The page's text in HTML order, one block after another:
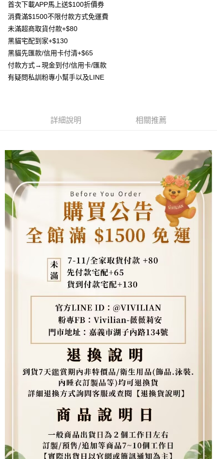
大哥付你分期
相關說明
【大哥付你分期使用說明】
2.付款方式選擇「大哥付你分期」，訂單成立後會自動跳轉到大哥付的交易
流程，驗證手機門號後，選擇欲分期的期數、繳款截止日，確認付款後即完
成交易。
3.實際核准額度、可分期數及費用金額請依後續交易確認頁面所載為準。
4.訂單成立30分鐘內，如未前往確認交易或遇審核未通過，訂單將自動取
【注意事項】
1.本服務係由「台灣大哥大股份有限公司」（以下簡稱本公司）所提供，讓
用戶於交易時，得透過本服務購買商品或服務，並由商店將買賣／分期付款
買賣價金債權讓與本公司後，依約使用本公司帳單繳交帳款。
2.基於同意付款使用「大哥付你分期」之契約關係目的，商店將以您的個人
資料（包含姓名、電話或地址）提供予台灣大哥大進項蒐集、處理及利用，
由本公司與您本人進行分期帳單所需資料之確認、核對及更正。
3.完整用戶服務條款，請詳閱以下連結：https://oppay.tw/userRule
AFTEE先享後付
相關說明
【關於「AFTEE先享後付」】
AFTEE先享後付是「在收到商品之後才付款」的支付方式。 讓您購物簡單
便利好安心！
１．簡單：不需註冊會員、不需綁卡、不需儲值。
【「AFTEE先享後付」結帳流程】
１．於結帳方式選擇「AFTEE先享後付」後，將跳轉至「AFTEE先享後付」
３．收到繳費通知簡訊後14天內，點擊此簡訊中的連結，可透過四大超商／
ATM／網路銀行／等多元方式進行付款，方視為交易完成。
※ 請注意：結帳手續完成當下不需立刻繳費，但若您需要取消訂單，請聯絡
購買商品的店家。未經商家同意取消之訂單仍視為有效，需透過AFTEE先享
後付繳納相關費用。
※ 交易是否成功請以「AFTEE先享後付 」之結帳頁面顯示為準，若有關於
是否繳費成功／繳費後需取消欲退款等相關疑問，請聯繫「AFTEE先享後付
客戶支援中心」
https://netprotections.freshdesk.com/support/home
【注意事項】
１．透過由恩沛科技股份有限公司提供之「AFTEE先享後付」服務完成之交
權轉讓予恩沛科技股份有限公司。
２．關於個人資料處理事宜，請瀏覽以下網址：
https://aftee.tw/terms/#terms3
３．未成年的使用者請事先徵得法定代理人或監護人之同意方可使用
４．使用「AFTEE先享後付」時，將依據個別帳號之用戶狀況，依本公司即
時審查核予不同之上限額度；若仍有額度不足之情形，本公司將視審查結果
請求用戶進行身份認證。
５．嚴禁一人註冊多個帳號或使用他人資訊註冊。若發現惡意使用之情形，
恩沛科技股份有限公司將有權停止該用戶之使用額度並採取法律行動。
ATM付款
貨到付款
7-11取貨付款
每筆NT$80，滿NT$1,500(含以上)免運費
先付款宅配到府
每筆NT$65，滿NT$1,500(含以上)免運費
貨到付款
每筆NT$130，滿NT$1,500(含以上)免運費
海外配送 查看運費
首次下載APP馬上送$100折價券
消費滿$1500不限付款方式免運費
未滿超商取貨付款+$80
黑貓宅配到家+$130
黑貓先匯款/信用卡付清+$65
付款方式→現金到付/信用卡/匯款
有疑問私訓粉專小幫手以及LINE
詳細說明 相關推薦